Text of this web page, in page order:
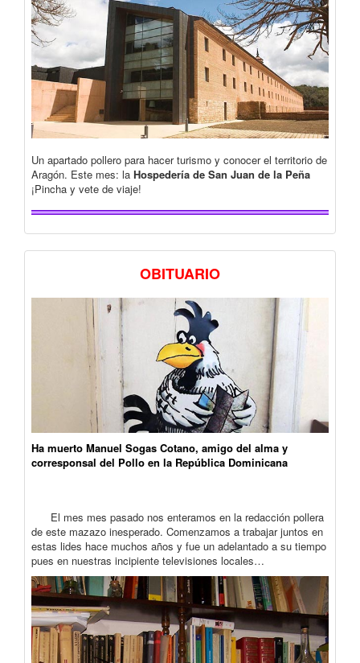
Un apartado pollero para hacer turismo y conocer el territorio de
Aragón. Este mes: la Hospedería de San Juan de la Peña
¡Pincha y vete de viaje!
OBITUARIO
Ha muerto Manuel Sogas Cotano, amigo del alma y
corresponsal del Pollo en la República Dominicana
El mes mes pasado nos enteramos en la redacción pollera
de este mazazo inesperado. Comenzamos a trabajar juntos en
estas lides hace muchos años y fue un adelantado a su tiempo
pues en nuestras incipiente televisiones locales…